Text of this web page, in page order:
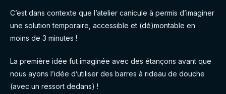
C’est dans contexte que l’atelier canicule à permis d’imaginer
une solution temporaire, accessible et (dé)montable en
moins de 3 minutes !
La première idée fut imaginée avec des étançons avant que
nous ayons l’idée d’utiliser des barres à rideau de douche
(avec un ressort dedans) !